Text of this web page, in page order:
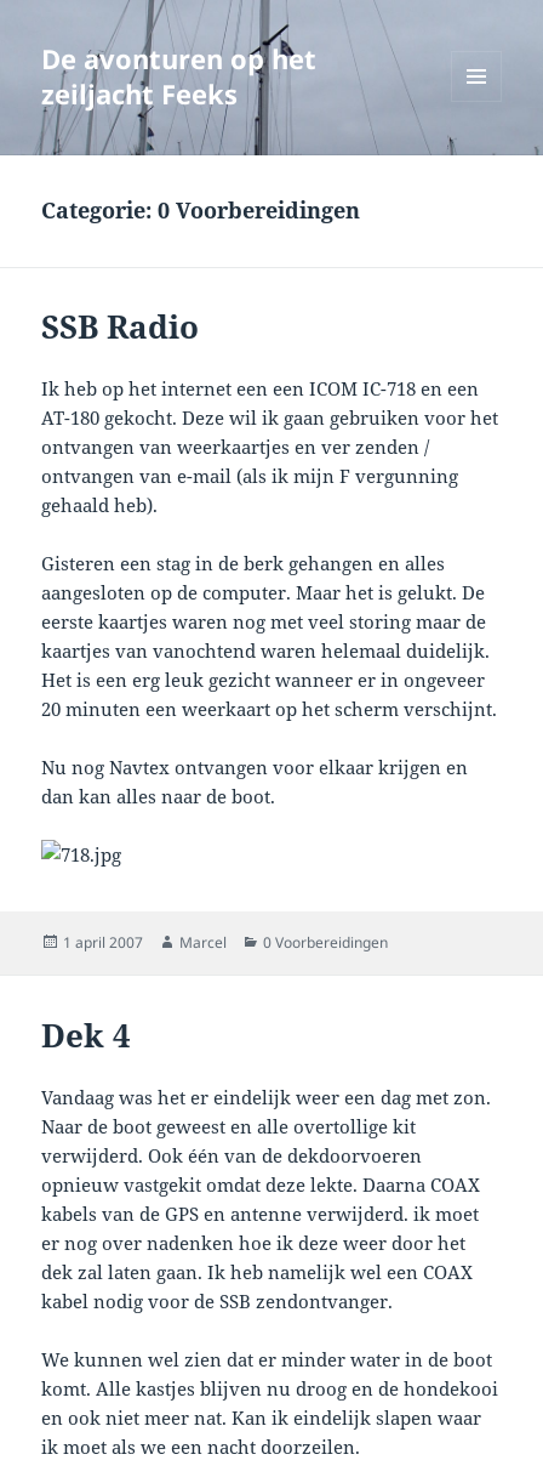
De avonturen op het
zeiljacht Feeks
WIDGETS
Categorie:0 Voorbereidingen
SSB Radio
Ik heb op het internet een een ICOM IC-718 en een
AT-180 gekocht. Deze wil ik gaan gebruiken voor het
ontvangen van weerkaartjes en ver zenden /
ontvangen van e-mail (als ik mijn F vergunning
gehaald heb).
Gisteren een stag in de berk gehangen en alles
aangesloten op de computer. Maar het is gelukt. De
eerste kaartjes waren nog met veel storing maar de
kaartjes van vanochtend waren helemaal duidelijk.
Het is een erg leuk gezicht wanneer er in ongeveer
20 minuten een weerkaart op het scherm verschijnt.
Nu nog Navtex ontvangen voor elkaar krijgen en
dan kan alles naar de boot.
Geplaatst
1 april 2007 Auteur
Marcel Categorieën
0 Voorbereidingen
Dek 4
Vandaag was het er eindelijk weer een dag met zon.
Naar de boot geweest en alle overtollige kit
verwijderd. Ook één van de dekdoorvoeren
opnieuw vastgekit omdat deze lekte. Daarna COAX
kabels van de GPS en antenne verwijderd. ik moet
er nog over nadenken hoe ik deze weer door het
dek zal laten gaan. Ik heb namelijk wel een COAX
kabel nodig voor de SSB zendontvanger.
We kunnen wel zien dat er minder water in de boot
komt. Alle kastjes blijven nu droog en de hondekooi
en ook niet meer nat. Kan ik eindelijk slapen waar
ik moet als we een nacht doorzeilen.